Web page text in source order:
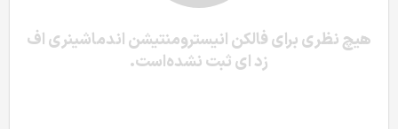
هیچ نظری برای فالکن انیسترومنتیشن اندماشینری اف
زد ای ثبت نشده‌است.